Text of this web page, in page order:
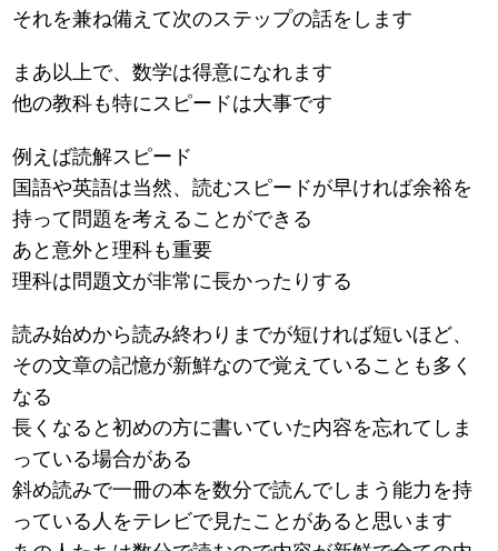
それを兼ね備えて次のステップの話をします
まあ以上で、数学は得意になれます
他の教科も特にスピードは大事です
例えば読解スピード
国語や英語は当然、読むスピードが早ければ余裕を
持って問題を考えることができる
あと意外と理科も重要
理科は問題文が非常に長かったりする
読み始めから読み終わりまでが短ければ短いほど、
その文章の記憶が新鮮なので覚えていることも多く
なる
長くなると初めの方に書いていた内容を忘れてしま
っている場合がある
斜め読みで一冊の本を数分で読んでしまう能力を持
っている人をテレビで見たことがあると思います